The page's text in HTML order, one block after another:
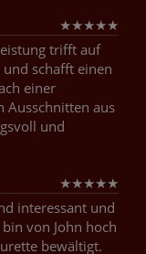
★★★★★
trifft auf
schafft einen
einer
Ausschnitten aus
und
★★★★★
interessant und
von John hoch
bewältigt.